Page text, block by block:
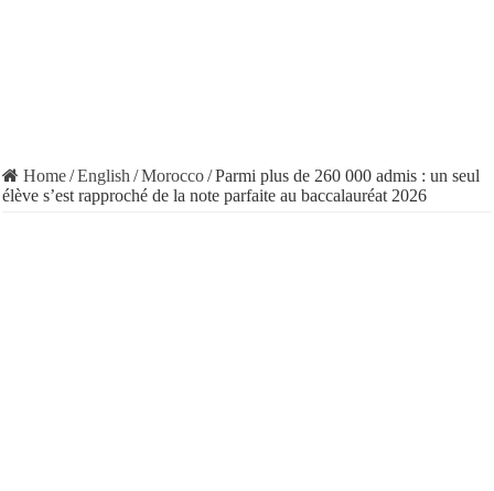
Home/English /Morocco/Parmi plus de 260 000 admis : un seul
élève s’est rapproché de la note parfaite au baccalauréat 2026